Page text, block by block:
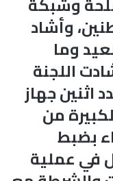
وأشاد
وما
اللجنة
اثنين جهاز
من
بضبط
في عملية